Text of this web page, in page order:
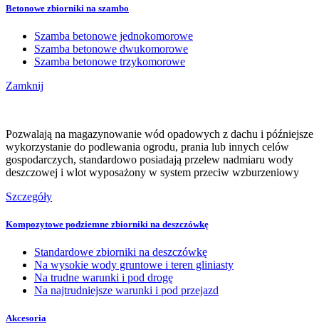
Betonowe zbiorniki na szambo
Szamba betonowe jednokomorowe
Szamba betonowe dwukomorowe
Szamba betonowe trzykomorowe
Zamknij
Pozwalają na magazynowanie wód opadowych z dachu i późniejsze
wykorzystanie do podlewania ogrodu, prania lub innych celów
gospodarczych, standardowo posiadają przelew nadmiaru wody
deszczowej i wlot wyposażony w system przeciw wzburzeniowy
Szczegóły
Kompozytowe podziemne zbiorniki na deszczówkę
Standardowe zbiorniki na deszczówkę
Na wysokie wody gruntowe i teren gliniasty
Na trudne warunki i pod drogę
Na najtrudniejsze warunki i pod przejazd
Akcesoria